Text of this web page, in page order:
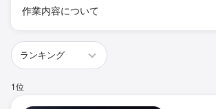
作業内容について
1位